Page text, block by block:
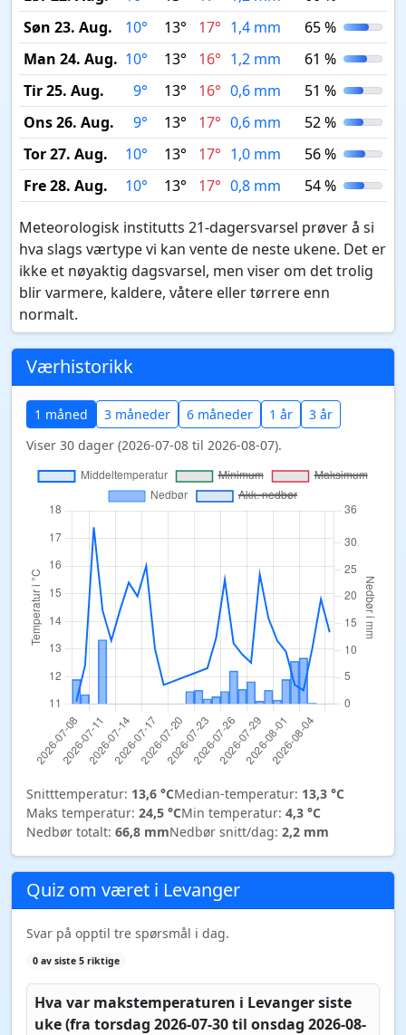
Søn 23. Aug.
10° 13° 17° 1,4 mm
65 %
Man 24. Aug. 10° 13° 16° 1,2 mm
61 %
Tir 25. Aug.
9° 13° 16° 0,6 mm
51 %
Ons 26. Aug.
9° 13° 17° 0,6 mm
52 %
Tor 27. Aug.
10° 13° 17° 1,0 mm
56 %
Fre 28. Aug.
10° 13° 17° 0,8 mm 54 %
Meteorologisk institutts 21-dagersvarsel prøver å si
hva slags værtype vi kan vente de neste ukene. Det er
ikke et nøyaktig dagsvarsel, men viser om det trolig
blir varmere, kaldere, våtere eller tørrere enn
normalt.
Værhistorikk
1 måned 3 måneder 6 måneder 1 år
3 år
Viser 30 dager (2026-07-08 til 2026-08-07).
Snitttemperatur: 13,6 °CMedian-temperatur: 13,3 °C
Maks temperatur: 24,5 °CMin temperatur: 4,3 °C
Nedbør totalt: 66,8 mmNedbør snitt/dag: 2,2 mm
Quiz om været i Levanger
Svar på opptil tre spørsmål i dag.
0 av siste 5 riktige
Hva var makstemperaturen i Levanger siste
uke (fra torsdag 2026-07-30 til onsdag 2026-08-